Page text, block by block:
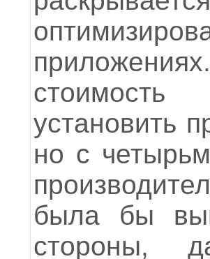
установить
но с
была бы
стороны,